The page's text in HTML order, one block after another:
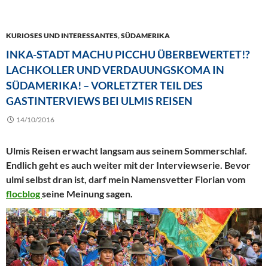
KURIOSES UND INTERESSANTES,SÜDAMERIKA
INKA-STADT MACHU PICCHU ÜBERBEWERTET!?
LACHKOLLER UND VERDAUUNGSKOMA IN
SÜDAMERIKA! – VORLETZTER TEIL DES
GASTINTERVIEWS BEI ULMIS REISEN
14/10/2016
Ulmis Reisen erwacht langsam aus seinem Sommerschlaf.
Endlich geht es auch weiter mit der Interviewserie. Bevor
ulmi selbst dran ist, darf mein Namensvetter Florian vom
flocblogseine Meinung sagen.